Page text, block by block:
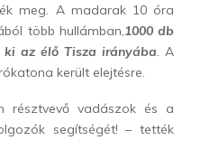
meg. A madarak 10 óra
több hullámban, 1000 db
az élő Tisza irányába . A
került elejtésre.
résztvevő vadászok és a
segítségét! – tették